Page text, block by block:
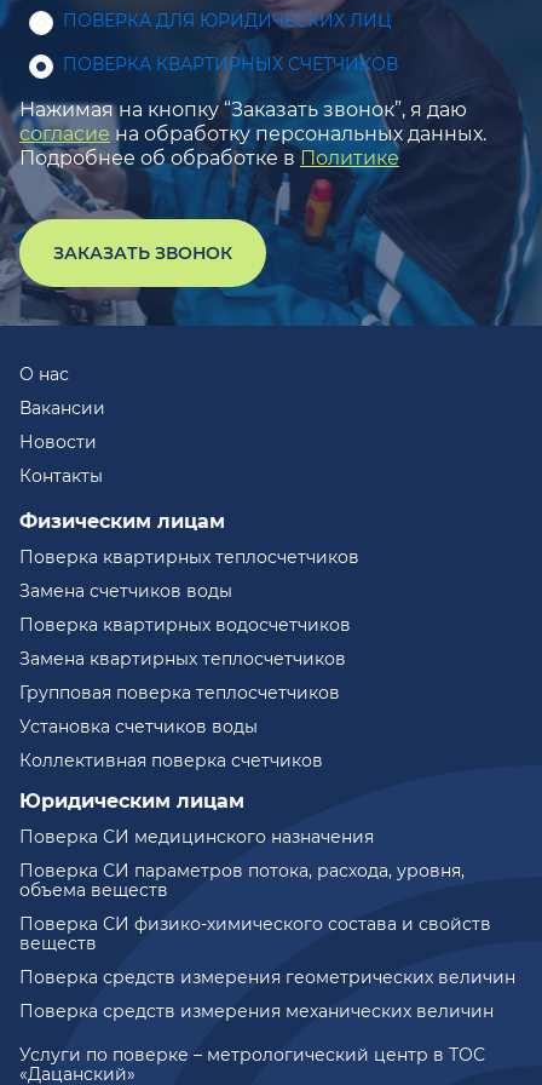
ПОВЕРКА ДЛЯ ЮРИДИЧЕСКИХ ЛИЦ
ПОВЕРКА КВАРТИРНЫХ СЧЕТЧИКОВ
Нажимая на кнопку “Заказать звонок”, я даю
согласие на обработку персональных данных.
Подробнее об обработке в Политике
ЗАКАЗАТЬ ЗВОНОК
Услуги по поверке – метрологический центр в ТОС
«Дацанский»
О нас
Вакансии
Новости
Контакты
Физическим лицам
Поверка квартирных теплосчетчиков
Замена счетчиков воды
Поверка квартирных водосчетчиков
Замена квартирных теплосчетчиков
Групповая поверка теплосчетчиков
Установка счетчиков воды
Коллективная поверка счетчиков
Юридическим лицам
Поверка СИ медицинского назначения
Поверка СИ параметров потока, расхода, уровня,
объема веществ
Поверка СИ физико-химического состава и свойств
веществ
Поверка средств измерения геометрических величин
Поверка средств измерения механических величин